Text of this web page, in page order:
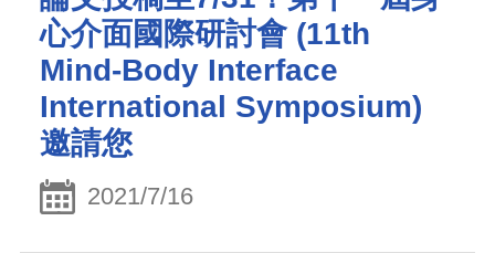
心介面國際研討會 (11th
Mind-Body Interface
International Symposium)
邀請您
2021/7/16